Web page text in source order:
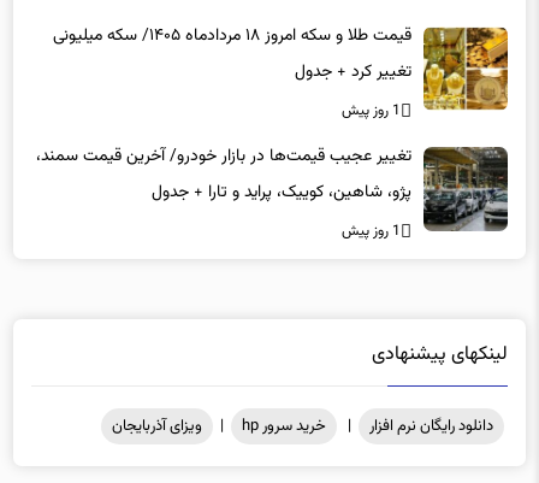
قیمت طلا و سکه امروز ۱۸ مردادماه ۱۴۰۵/ سکه میلیونی
تغییر کرد + جدول
1 روز پیش
تغییر عجیب قیمت‌ها در بازار خودرو/ آخرین قیمت سمند،
پژو، شاهین، کوییک، پراید و تارا + جدول
1 روز پیش
لینکهای پیشنهادی
دانلود رایگان نرم افزار | خرید سرور hp | ویزای آذربایجان